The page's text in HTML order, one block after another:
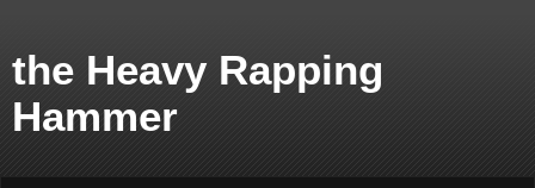
the Heavy Rapping
Hammer